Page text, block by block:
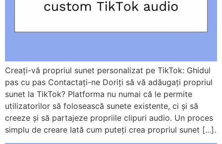
Creați-vă propriul sunet personalizat pe TikTok: Ghidul
pas cu pas Contactați-ne Doriți să vă adăugați propriul
sunet la TikTok? Platforma nu numai că le permite
utilizatorilor să folosească sunete existente, ci și să
creeze și să partajeze propriile clipuri audio. Un proces
simplu de creare Iată cum puteți crea propriul sunet [...].